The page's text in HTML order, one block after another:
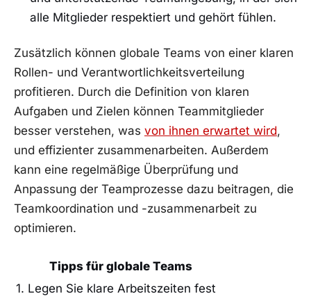
alle​ Mitglieder respektiert und gehört fühlen.
Zusätzlich können ⁣globale‍ Teams von einer klaren​
Rollen- ‍und⁢ Verantwortlichkeitsverteilung​
profitieren. Durch ‍die Definition⁣ von klaren
Aufgaben und Zielen können⁤ Teammitglieder
⁢besser⁤ verstehen, was von ihnen erwartet wird,
und ⁣effizienter⁣ zusammenarbeiten.​ Außerdem
kann eine ⁢regelmäßige⁣ Überprüfung‌ und
Anpassung der Teamprozesse⁢ dazu beitragen,​ die
Teamkoordination⁤ und -zusammenarbeit zu⁤
optimieren.
Tipps für⁤ globale Teams
1. Legen Sie⁤ klare Arbeitszeiten fest